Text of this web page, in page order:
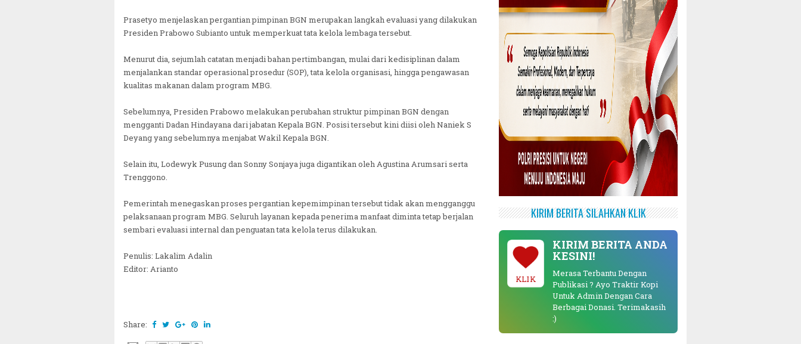
Prasetyo menjelaskan pergantian pimpinan BGN merupakan langkah evaluasi yang dilakukan
Presiden Prabowo Subianto untuk memperkuat tata kelola lembaga tersebut.
Menurut dia, sejumlah catatan menjadi bahan pertimbangan, mulai dari kedisiplinan dalam
menjalankan standar operasional prosedur (SOP), tata kelola organisasi, hingga pengawasan
kualitas makanan dalam program MBG.
Sebelumnya, Presiden Prabowo melakukan perubahan struktur pimpinan BGN dengan
mengganti Dadan Hindayana dari jabatan Kepala BGN. Posisi tersebut kini diisi oleh Naniek S
Deyang yang sebelumnya menjabat Wakil Kepala BGN.
Selain itu, Lodewyk Pusung dan Sonny Sonjaya juga digantikan oleh Agustina Arumsari serta
Trenggono.
Pemerintah menegaskan proses pergantian kepemimpinan tersebut tidak akan mengganggu
pelaksanaan program MBG. Seluruh layanan kepada penerima manfaat diminta tetap berjalan
sembari evaluasi internal dan penguatan tata kelola terus dilakukan.
Penulis: Lakalim Adalin
Editor: Arianto
Share:
KIRIM BERITA SILAHKAN KLIK
KLIK
KIRIM BERITA ANDA
KESINI!
Merasa Terbantu Dengan
Publikasi ? Ayo Traktir Kopi
Untuk Admin Dengan Cara
Berbagai Donasi. Terimakasih
:)